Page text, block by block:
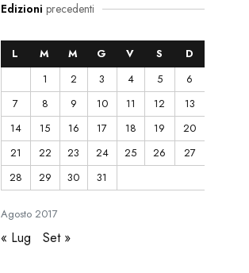
Edizioni precedenti
Agosto2017
L M M G V S
D
1
2 3 4 5
6
7
8 9 10 11 12
13
14
15 16 17 18 19
20
21
22 23 24 25 26
27
28
29 30 31
« Lug Set »